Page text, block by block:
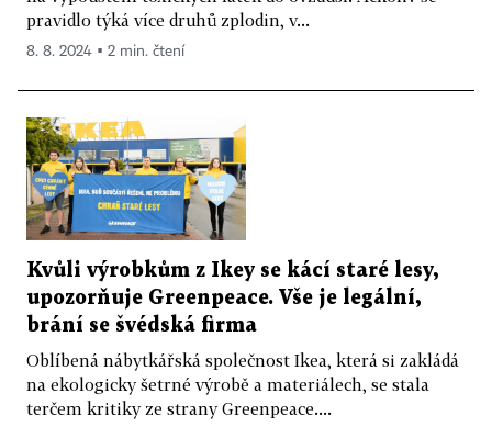
pravidlo týká více druhů zplodin, v...
8. 8. 2024 ▪ 2 min. čtení
Kvůli výrobkům z Ikey se kácí staré lesy,
upozorňuje Greenpeace. Vše je legální,
brání se švédská firma
Oblíbená nábytkářská společnost Ikea, která si zakládá
na ekologicky šetrné výrobě a materiálech, se stala
terčem kritiky ze strany Greenpeace....